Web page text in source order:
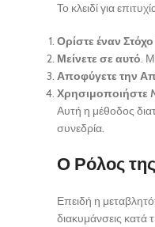
Το κλειδί για
Ορίστε έναν
Μείνετε σε αυτό.
Αποφύγετε την
Χρησιμοποιήστε
Αυτή η μέθοδος
συνεδρία.
Ο Ρόλος
Επειδή η
διακυμάνσεις κατά